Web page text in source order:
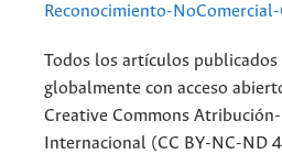
Reconocimiento-
Todos los artículos publicados
globalmente con acceso
Creative Commons
Internacional (CC BY-NC-ND